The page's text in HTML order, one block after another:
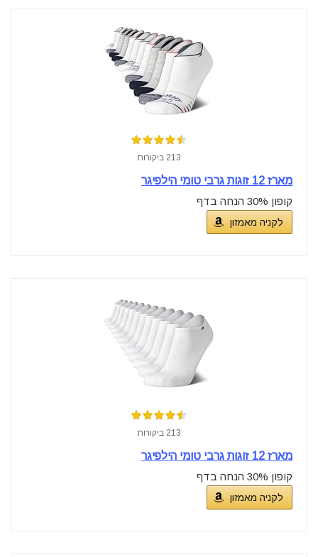
213 ביקורות
מארז 12 זוגות גרבי טומי הילפיגר
קופון 30% הנחה בדף
לקניה מאמזון
213 ביקורות
מארז 12 זוגות גרבי טומי הילפיגר
קופון 30% הנחה בדף
לקניה מאמזון